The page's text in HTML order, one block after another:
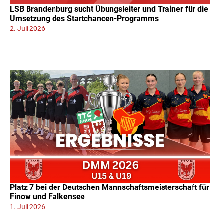
LSB Brandenburg sucht Übungsleiter und Trainer für die
Umsetzung des Startchancen-Programms
2. Juli 2026
Platz 7 bei der Deutschen Mannschaftsmeisterschaft für
Finow und Falkensee
1. Juli 2026